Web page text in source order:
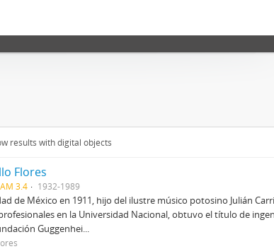
results with digital objects
Flores
3.4 1932-1989
de México en 1911, hijo del ilustre músico potosino Julián
en la Universidad Nacional, obtuvo el título de
Guggenhei...